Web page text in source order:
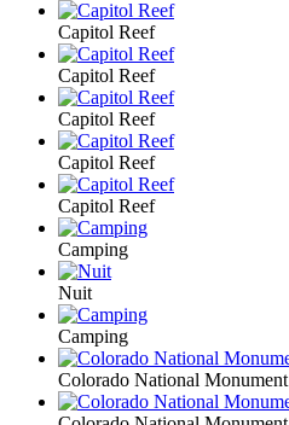
Capitol Reef
Capitol Reef
Capitol Reef
Capitol Reef
Capitol Reef
Camping
Nuit
Camping
Colorado National Monument